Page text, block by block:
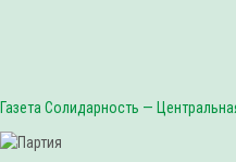
Газета Солидарность —